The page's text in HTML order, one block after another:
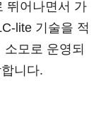
뛰어나면서 가
lite 기술을 적
모로 운영되
니다.